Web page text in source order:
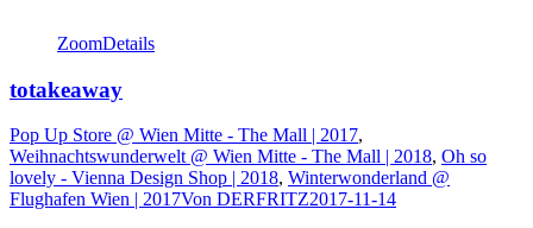
ZoomDetails
totakeaway
Pop Up Store @ Wien Mitte - The Mall | 2017,
Weihnachtswunderwelt @ Wien Mitte - The Mall | 2018, Oh so
lovely - Vienna Design Shop | 2018, Winterwonderland @
Flughafen Wien | 2017Von DERFRITZ2017-11-14